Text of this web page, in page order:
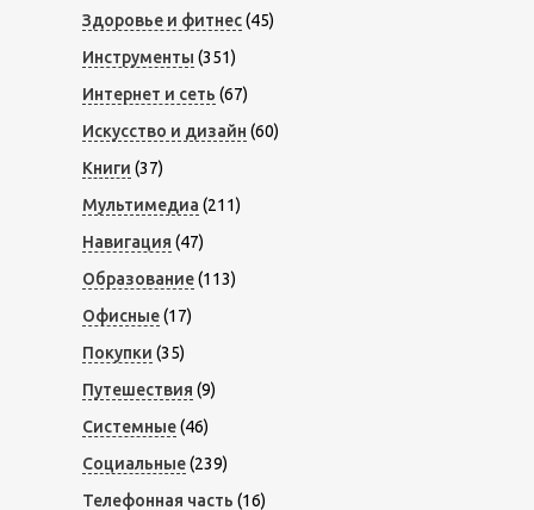
Здоровье и фитнес(45)
Инструменты (351)
Интернет и сеть (67)
Искусство и дизайн (60)
Книги (37)
Мультимедиа (211)
Навигация (47)
Образование(113)
Офисные(17)
Покупки (35)
Путешествия (9)
Системные(46)
Социальные(239)
Телефонная часть (16)